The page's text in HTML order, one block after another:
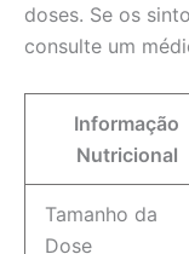
doses. Se os
consulte um
Informação
Nutricional
Tamanho da
Dose